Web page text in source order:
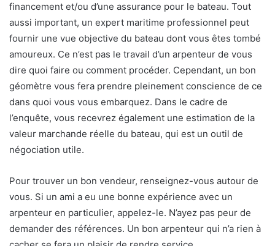
financement et/ou d’une assurance pour le bateau. Tout
aussi important, un expert maritime professionnel peut
fournir une vue objective du bateau dont vous êtes tombé
amoureux. Ce n’est pas le travail d’un arpenteur de vous
dire quoi faire ou comment procéder. Cependant, un bon
géomètre vous fera prendre pleinement conscience de ce
dans quoi vous vous embarquez. Dans le cadre de
l’enquête, vous recevrez également une estimation de la
valeur marchande réelle du bateau, qui est un outil de
négociation utile.
Pour trouver un bon vendeur, renseignez-vous autour de
vous. Si un ami a eu une bonne expérience avec un
arpenteur en particulier, appelez-le. N’ayez pas peur de
demander des références. Un bon arpenteur qui n’a rien à